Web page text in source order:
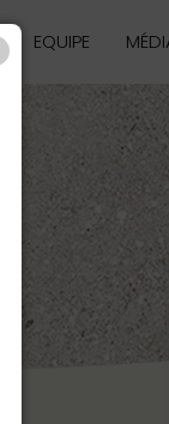
EQUIPE